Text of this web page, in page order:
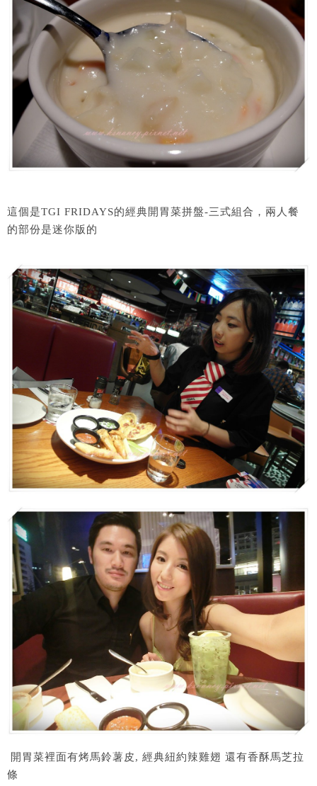
這個是TGI FRIDAYS的經典開胃菜拼盤-三式組合，兩人餐
的部份是迷你版的
開胃菜裡面有烤馬鈴薯皮, 經典紐約辣雞翅 還有香酥馬芝拉
條